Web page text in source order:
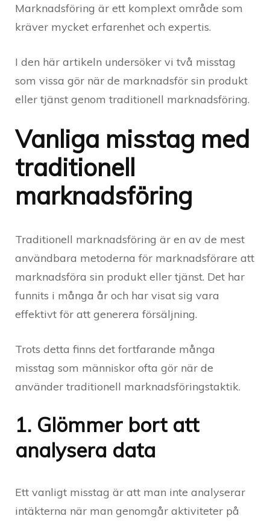
Marknadsföring är ett komplext område som
kräver mycket erfarenhet och expertis.
I den här artikeln undersöker vi två misstag
som vissa gör när de marknadsför sin produkt
eller tjänst genom traditionell marknadsföring.
Vanliga misstag med
traditionell
marknadsföring
Traditionell marknadsföring är en av de mest
användbara metoderna för marknadsförare att
marknadsföra sin produkt eller tjänst. Det har
funnits i många år och har visat sig vara
effektivt för att generera försäljning.
Trots detta finns det fortfarande många
misstag som människor ofta gör när de
använder traditionell marknadsföringstaktik.
1. Glömmer bort att
analysera data
Ett vanligt misstag är att man inte analyserar
intäkterna när man genomgår aktiviteter på